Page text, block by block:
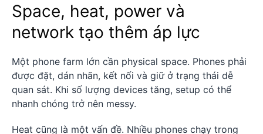
Space, heat, power và
network tạo thêm áp lực
Một phone farm lớn cần physical space. Phones phải
được đặt, dán nhãn, kết nối và giữ ở trạng thái dễ
quan sát. Khi số lượng devices tăng, setup có thể
nhanh chóng trở nên messy.
Heat cũng là một vấn đề. Nhiều phones chạy trong